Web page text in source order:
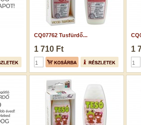
CQ07762 Tusfürdő...
1 710 Ft 1